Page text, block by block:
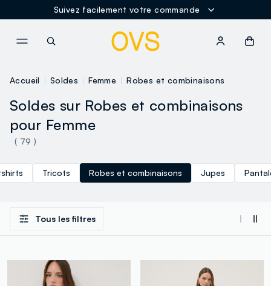
Suivez facilement votre commande
Accueil Soldes Femme Robes et combinaisons
Soldes sur Robes et combinaisons
pour Femme
( 79 )
Tricots Robes et combinaisons Jupes
Tous les filtres